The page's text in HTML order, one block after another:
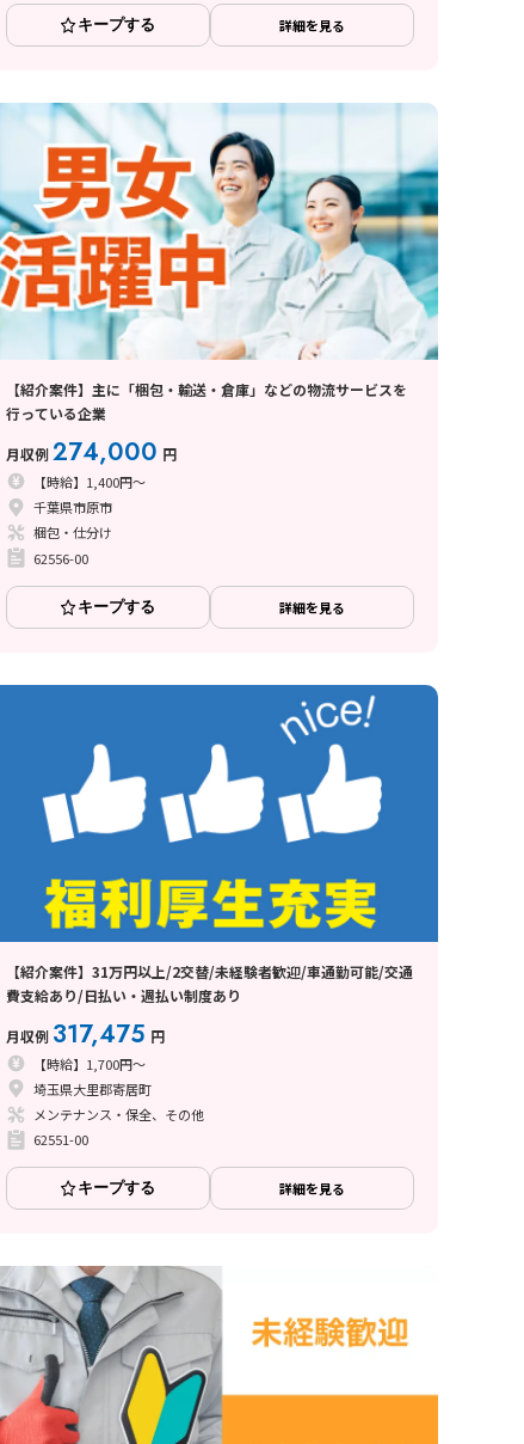
キープする 詳細を見る
【紹介案件】主に「梱包・輸送・倉庫」などの物流サービスを
行っている企業
月収例274,000 円
【時給】1,400円～
千葉県市原市
梱包・仕分け
62556-00
キープする 詳細を見る
【紹介案件】31万円以上/2交替/未経験者歓迎/車通勤可能/交通
費支給あり/日払い・週払い制度あり
月収例 317,475 円
【時給】1,700円～
埼玉県大里郡寄居町
メンテナンス・保全、その他
62551-00
キープする 詳細を見る